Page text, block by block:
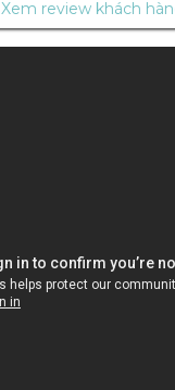
Xem review khách